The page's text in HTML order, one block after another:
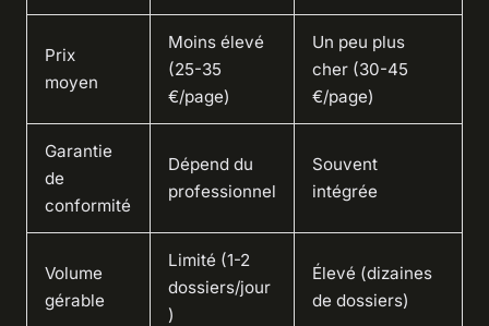
Prix
moyen
Moins élevé
(25-35
€/page)
Un peu plus
cher (30-45
€/page)
Garantie
de
conformité
Dépend du
professionnel
Souvent
intégrée
Volume
gérable
Limité (1-2
dossiers/jour
)
Élevé (dizaines
de dossiers)